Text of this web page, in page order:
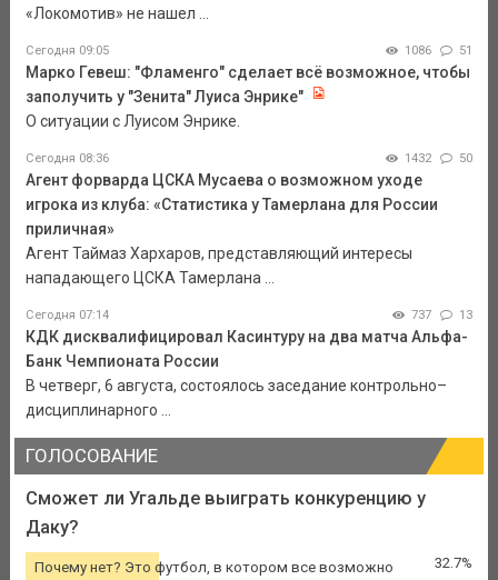
«Локомотив» не нашел ...
Сегодня 09:05 1086 51
Марко Гевеш: "Фламенго" сделает всё возможное, чтобы
заполучить у "Зенита" Луиса Энрике"
О ситуации с Луисом Энрике.
Сегодня 08:36 1432 50
Агент форварда ЦСКА Мусаева о возможном уходе
игрока из клуба: «Статистика у Тамерлана для России
приличная»
Агент Таймаз Хархаров, представляющий интересы
нападающего ЦСКА Тамерлана ...
Сегодня 07:14 737 13
КДК дисквалифицировал Касинтуру на два матча Альфа-
Банк Чемпионата России
В четверг, 6 августа, состоялось заседание контрольно–
дисциплинарного ...
ГОЛОСОВАНИЕ
Сможет ли Угальде выиграть конкуренцию у
Даку?
Почему нет? Это футбол, в котором все возможно 32.7%